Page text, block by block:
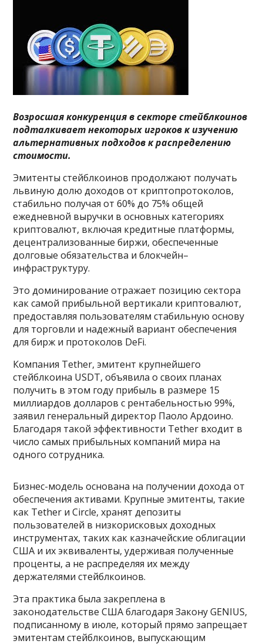
Возросшая конкуренция в секторе стейблкоинов
подталкивает некоторых игроков к изучению
альтернативных подходов к распределению
стоимости.
Эмитенты стейблкоинов продолжают получать
львиную долю доходов от криптопротоколов,
стабильно получая от 60% до 75% общей
ежедневной выручки в основных категориях
криптовалют, включая кредитные платформы,
децентрализованные биржи, обеспеченные
долговые обязательства и блокчейн–
инфраструктуру.
Это доминирование отражает позицию сектора
как самой прибыльной вертикали криптовалют,
предоставляя пользователям стабильную основу
для торговли и надежный вариант обеспечения
для бирж и протоколов DeFi.
Компания Tether, эмитент крупнейшего
стейблкоина USDT, объявила о своих планах
получить в этом году прибыль в размере 15
миллиардов долларов с рентабельностью 99%,
заявил генеральный директор Паоло Ардоино.
Благодаря такой эффективности Tether входит в
число самых прибыльных компаний мира на
одного сотрудника.
Бизнес-модель основана на получении дохода от
обеспечения активами. Крупные эмитенты, такие
как Tether и Circle, хранят депозиты
пользователей в низкорисковых доходных
инструментах, таких как казначейские облигации
США и их эквиваленты, удерживая полученные
проценты, а не распределяя их между
держателями стейблкоинов.
Эта практика была закреплена в
законодательстве США благодаря Закону GENIUS,
подписанному в июле, который прямо запрещает
эмитентам стейблкоинов, выпускающим